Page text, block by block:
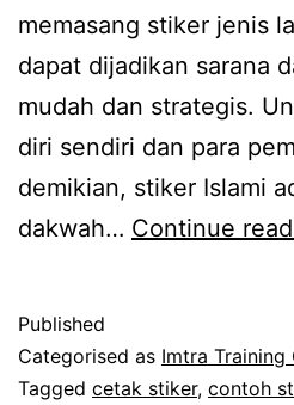
memasang stiker jenis
dapat dijadikan sarana
mudah dan strategis.
diri sendiri dan para
demikian, stiker Islami
dakwah… Continue
Published
Categorised as Imtra Training
Tagged cetak stiker, contoh